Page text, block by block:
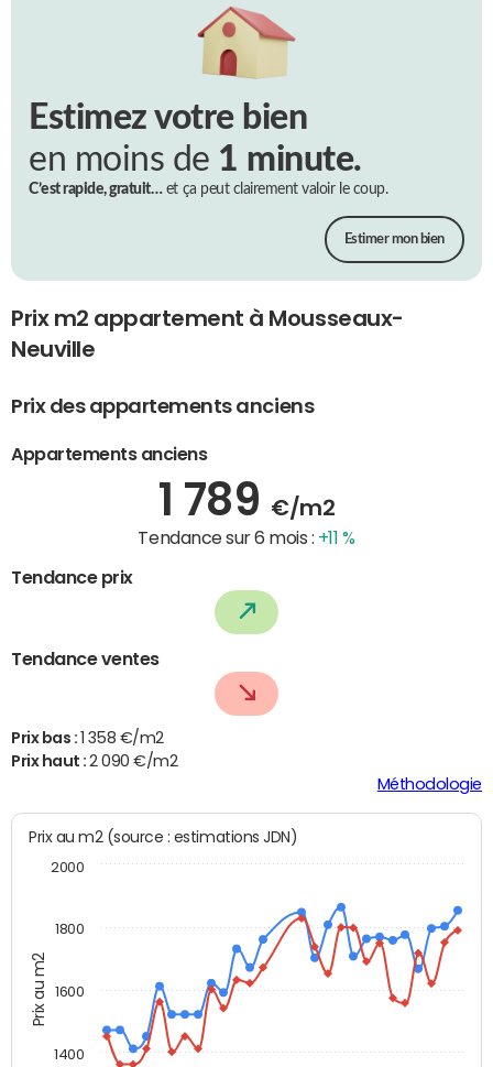
Estimez votre bien
en moins de 1 minute.
C’est rapide, gratuit…et ça peut clairement valoir le coup.
Estimer mon bien
Prix m2 appartement à Mousseaux-
Neuville
Prix des appartements anciens
Appartements anciens
1 789 €/m2
Tendance sur 6 mois : +11 %
Tendance prix
Tendance ventes
Prix bas : 1 358 €/m2
Prix haut :2 090 €/m2
Méthodologie
Prix au m2
Prix au m2 (source : estimations JDN)
1400
1600
1800
2000